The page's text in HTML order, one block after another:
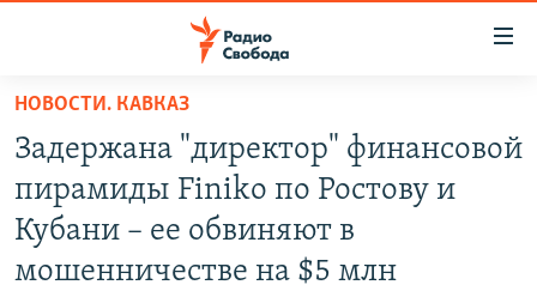
упрощенного
доступа
основному
содержанию
ПОДКАСТЫ
АВТОРСКИЕ ПРОЕКТЫ
НОВОСТИ. КАВКАЗ
Задержана "директор" финансовой
пирамиды Finiko по Ростову и
Кубани – ее обвиняют в
мошенничестве на $5 млн